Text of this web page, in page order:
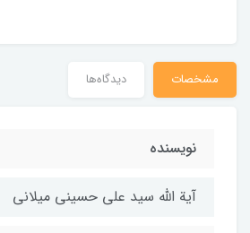
مشخصات دیدگاه‌ها
نویسنده
آیة الله سید علی حسینی میلانی